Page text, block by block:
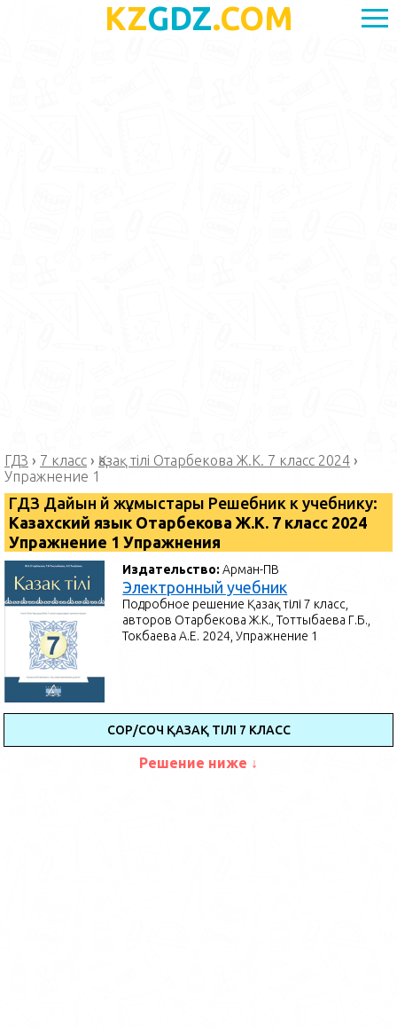
KZGDZ.COM
ГДЗ › 7 класс › Қазақ тілі Отарбекова Ж.К. 7 класс 2024 ›
Упражнение 1
ГДЗ Дайын үй жұмыстары Решебник к учебнику:
Казахский язык Отарбекова Ж.К. 7 класс 2024
Упражнение 1 Упражнения
Издательство:Арман-ПВ
Электронный учебник
Подробное решение Қазақ тілі 7 класс,
авторов Отарбекова Ж.К., Тоттыбаева Г.Б.,
Токбаева А.Е. 2024, Упражнение 1
СОР/СОЧ ҚАЗАҚ ТІЛІ 7 КЛАСС
Решение ниже ↓